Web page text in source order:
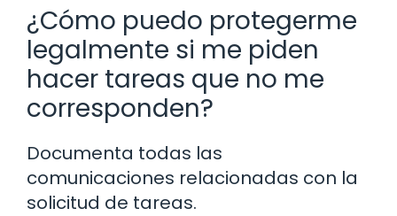
¿Cómo puedo protegerme
legalmente si me piden
hacer tareas que no me
corresponden?
Documenta todas las
comunicaciones relacionadas con la
solicitud de tareas.